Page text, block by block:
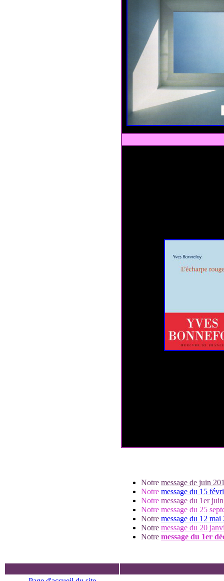
Notre message de juin
Notre message du 15
Notre message du 1er
Notre message du 25
Notre message du 12 mai
Notre message du 20
Notre message du 1er